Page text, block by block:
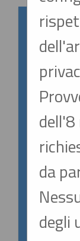
da
degli
SPID/
In
AgID,
digitale.
Si
portale